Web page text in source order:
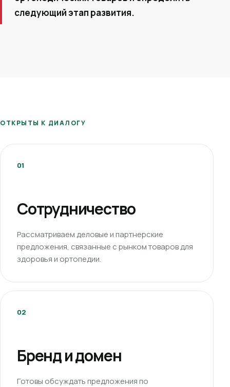
следующий этап развития.
ОТКРЫТЫ К ДИАЛОГУ
01
Сотрудничество
Рассматриваем деловые и партнерские
предложения, связанные с рынком товаров для
здоровья и ортопедии.
02
Бренд и домен
Готовы обсуждать предложения по